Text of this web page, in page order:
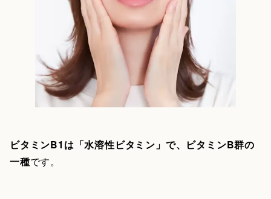
ビタミンB1は「水溶性ビタミン」で、ビタミンB群の
一種です。